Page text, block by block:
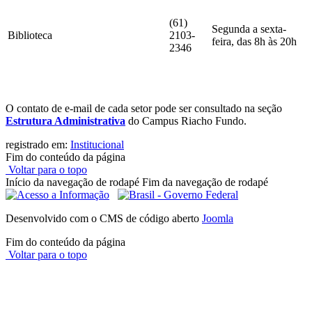
Biblioteca
(61)
2103-
2346
Segunda a sexta-
feira, das 8h às 20h
O contato de e-mail de cada setor pode ser consultado na seção
Estrutura Administrativa do Campus Riacho Fundo.
registrado em: Institucional
Fim do conteúdo da página
Voltar para o topo
Início da navegação de rodapé Fim da navegação de rodapé
Desenvolvido com o CMS de código aberto Joomla
Fim do conteúdo da página
Voltar para o topo